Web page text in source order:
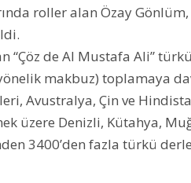
roller alan Özay
de Al Mustafa Ali”
makbuz) toplamaya
Avustralya, Çin ve
üzere Denizli, Kütahya,
3400’den fazla türkü